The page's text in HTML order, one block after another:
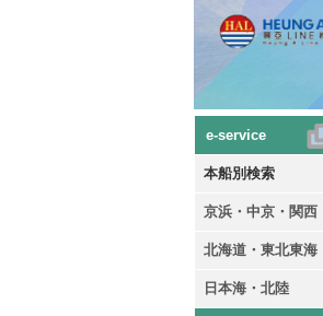
e-service
本船別検索
京浜・中京・関西
北海道・東北東海
日本海・北陸